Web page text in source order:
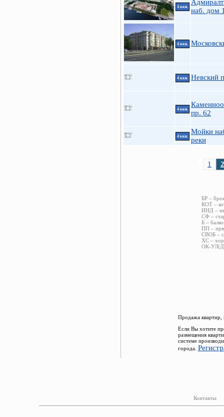
4 ккв.
наб. дом
4 ккв.
4 ккв. Невский
4 ккв.
пр. 62
4 ккв.
Мойки
реки
1 2
БР –
КОТ –
ИНД –
СФ –
Б –
ПП –
СВОБ –
ХС –
ОК-
Продажа квартир,
Если Вы хотите
размещения
системе
города.
Контакты: